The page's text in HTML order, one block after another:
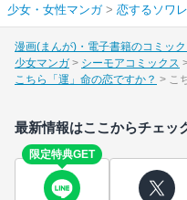
少女・女性マンガ> 恋するソワレ
漫画(まんが)・電子書籍のコミッ
少女マンガ
シーモアコミックス
こちら「運」命の恋ですか？
こ
最新情報はここからチェッ
限定特典GET